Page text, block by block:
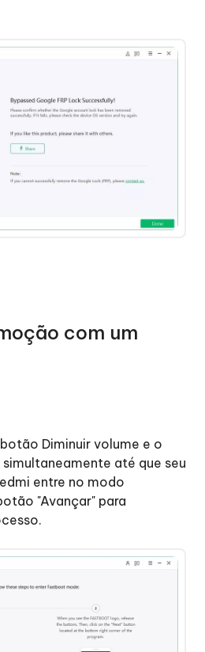
com um
Diminuir volume e o
até que seu
entre no modo
"Avançar" para